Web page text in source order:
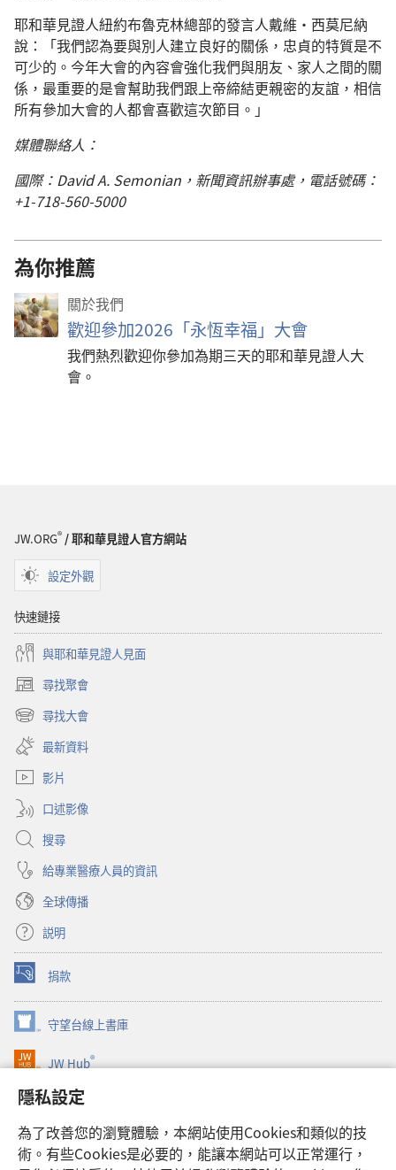
隱私設定
為了改善您的瀏覽體驗，本網站使用Cookies和類似的技
術。有些Cookies是必要的，能讓本網站可以正常運行，
耶和華見證人紐約布魯克林總部的發言人戴維·西莫尼納
說：「我們認為要與別人建立良好的關係，忠貞的特質是不
可少的。今年大會的內容會強化我們與朋友、家人之間的關
係，最重要的是會幫助我們跟上帝締結更親密的友誼，相信
所有參加大會的人都會喜歡這次節目。」
媒體聯絡人：
國際：David A. Semonian，新聞資訊辦事處，電話號碼：
+1-718-560-5000
為你推薦
關於我們
歡迎參加2026「永恆幸福」大會
我們熱烈歡迎你參加為期三天的耶和華見證人大
會。
JW.ORG®/ 耶和華見證人官方網站
設定外觀
快速鏈接
與耶和華見證人見面
尋找聚會
（開
啟
新
視
窗）
尋找大會
（開
啟
新
視
最新資料
影片
口述影像
搜尋
給專業醫療人員的資訊
全球傳播
説明
捐款
（開
啟
新
視
窗）
守望台線上書庫
（開
啟
新
窗）
JW Hub®
（開
啟
新
窗）
JW Library®
Watchtower Library